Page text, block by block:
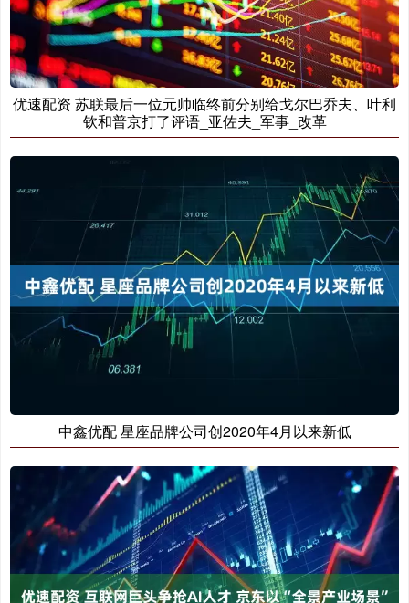
优速配资 苏联最后一位元帅临终前分别给戈尔巴乔夫、叶利
钦和普京打了评语_亚佐夫_军事_改革
中鑫优配 星座品牌公司创2020年4月以来新低